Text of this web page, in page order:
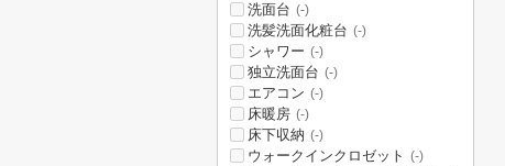
洗面台 (-)
洗髪洗面化粧台 (-)
シャワー (-)
独立洗面台 (-)
エアコン (-)
床暖房 (-)
床下収納 (-)
ウォークインクロゼット (-)